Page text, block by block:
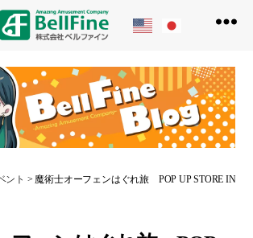
ァ
イ
ン
ント > 魔術士オーフェンはぐれ旅 POP UP STORE IN 紀